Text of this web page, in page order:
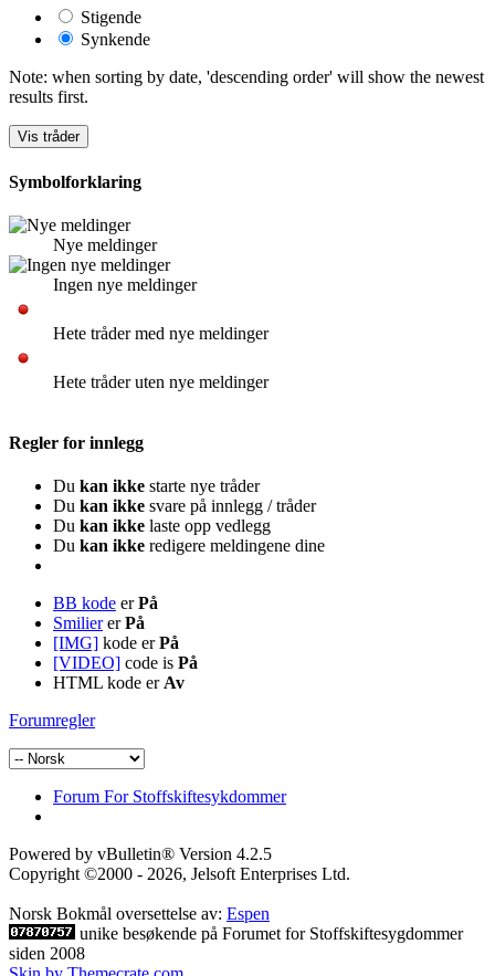
Stigende
Synkende
Note: when sorting by date, 'descending order' will show the newest
results first.
Symbolforklaring
Nye meldinger
Ingen nye meldinger
Hete tråder med nye meldinger
Hete tråder uten nye meldinger
Regler for innlegg
Du kan ikke starte nye tråder
Du kan ikke svare på innlegg / tråder
Du kan ikke laste opp vedlegg
Du kan ikke redigere meldingene dine
BB kode erPå
SmiliererPå
[IMG] kode erPå
[VIDEO] code is På
HTML kode er Av
Forumregler
Forum For Stoffskiftesykdommer
Powered by vBulletin® Version 4.2.5
Copyright ©2000 - 2026, Jelsoft Enterprises Ltd.
Norsk Bokmål oversettelse av: Espen
unike besøkende på Forumet for Stoffskiftesygdommer
siden 2008